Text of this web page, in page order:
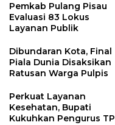
Pemkab Pulang Pisau
Evaluasi 83 Lokus
Layanan Publik
Dibundaran Kota, Final
Piala Dunia Disaksikan
Ratusan Warga Pulpis
Perkuat Layanan
Kesehatan, Bupati
Kukuhkan Pengurus TP